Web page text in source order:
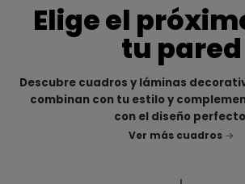
Elige el
tu pared
Descubre cuadros y láminas
combinan con tu estilo y
con el diseño
Ver más cuadros